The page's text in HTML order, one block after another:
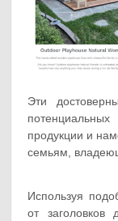
Эти
продукции и
семьям,
Используя
от заголовков